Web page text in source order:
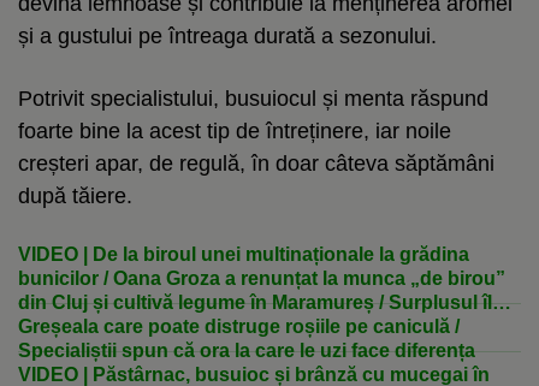
și a gustului pe întreaga durată a sezonului.
Potrivit specialistului, busuiocul și menta răspund
foarte bine la acest tip de întreținere, iar noile
creșteri apar, de regulă, în doar câteva săptămâni
după tăiere.
VIDEO | De la biroul unei multinaționale la grădina
bunicilor / Oana Groza a renunțat la munca „de birou”
din Cluj și cultivă legume în Maramureș / Surplusul îl
procesează, păstrând gustul și farmecul rețetelor vechi
Greșeala care poate distruge roșiile pe caniculă /
Specialiștii spun că ora la care le uzi face diferența
VIDEO | Păstârnac, busuioc și brânză cu mucegai în